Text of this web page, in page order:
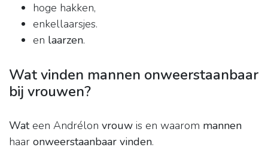
hoge hakken,
enkellaarsjes.
en laarzen.
Wat vinden mannen onweerstaanbaar
bij vrouwen?
Wateen Andrélon vrouw is en waarom mannen
haar onweerstaanbaar vinden.